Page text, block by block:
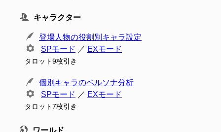
キャラクター
登場人物の役割別キャラ設定
SPモード ／ EXモード
タロット9枚引き
個別キャラのペルソナ分析
SPモード ／ EXモード
タロット7枚引き
ワールド